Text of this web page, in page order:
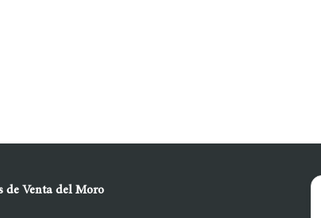
de Venta del Moro